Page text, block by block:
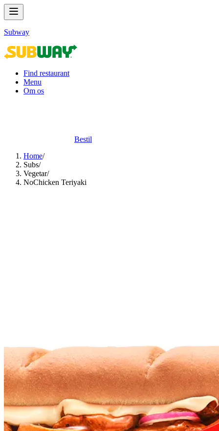
Subway
Find restaurant
Menu
Om os
Bestil
Home/
Subs​​​​‌ ‍ ​‍​‍‌‍ ‌ ​‍‌‍‍‌‌‍‌ ‌‍‍‌‌‍ ‍​‍​‍​ ‍‍​‍​‍‌ ​ ‌‍​‌‌‍ ‍‌‍‍‌‌ ‌​‌ ‍‌​‍ ‍‌‍‍‌‌‍ ​‍​‍​‍ ​​‍​‍‌‍‍​‌ ​‍‌‍‌‌‌‍‌‍​‍​‍​ ‍‍​‍​‍‌‍‍​‌ ‌​‌ ‌​‌ ​​‌ ​ ​ ‍‍​‍ ​‍ ‌‍ ‍‌‍ ‌ ​‍‌‍‌​‌‍‍‌‌‍​ ​‍ ‌‌‍​‍‌‍‍‌‌ ‌​‌‍‌‌‌ ​ ​‍ ‌‌‍‌ ‌ ​‍‌‍ ‌ ‌‌‌ ​​​‍ ‌‌ ​ ‌ ‌​‌ ‌‌‌‍‌​‌‍‍‌‌‍ ​‍ ‍‌ ‌‍‌‍‌‌‌ ​‍‌‍​ ‌‍‌‌‌‍ ​​‍ ‍‌‍​‌‌ ​​‌ ​​​‍ ‌‍‍‌‌‍ ‍‌ ‌​‌‍‌‌‌‍ ‍‌ ‌​​‍ ‌‍‌‌‌‍‌​‌‍‍‌‌ ‌​​‍ ‌‍ ‌‌‍ ‌‍‌​‌‍‌‌​ ‌‌ ​​‌ ​‍‌‍‌‌‌ ​ ‌‍‌‌‌‍ ‍‌ ‌​‌‍​‌‌ ‌​‌‍‍‌‌‍ ‌‍ ‍​ ‍ ‌‍‍‌‌‍‌​​ ‌‌‍‌​​ ‌‍‌‍‌‍‌‍‌​​ ‍‌​ ​ ​ ​‍‌‍‌‍​‍ ‌​ ‌​​ ‍‌​ ‍‌​ ​‌​‍ ‌​ ‌​​ ​ ‌‍‌‍‌‍‌‌​‍ ‌​ ‍​‌‍​ ​ ​‍‌‍‌‍​‍ ‌​ ​ ​ ‌​‌‍​‍‌‍​‍​ ‍‌‌‍​ ‌‍‌‍​ ​ ‌‍​ ​ ​​​ ‍‌​ ‌‍​ ‍ ‌ ‌​‌ ‍‌‌ ​​‌‍‌‌​ ‌‌‍​ ‌‍​‌‌ ‌​‌‍‌‌‌‍‌ ‌‍ ‌ ​‍‌ ‍‌​ ‍ ‌ ​​‌‍​‌‌ ‌​‌‍‍​​ ‌‌‍ ‍‌‍​‌‌‍ ‌‌‍‌‌​‍‌‌​ ‌‌‌​​‍‌‌ ‌‍‍ ‌‍‌‌‌ ‍‌​‍‌‌​ ​ ‌​‌​​‍‌‌​ ​ ‌​‌​​‍‌‌​ ​‍​ ​‍‌‍‌​‌‍​‌​‍‌‌​ ​‍​ ​‍​‍‌‌​ ‌‌‌​‌​​‍ ‍‌ ‌‍‌‍​‌‌‍ ​‌ ‌‌‌‍‌‌​ ‌‍​‍‌‍​‌‌ ​ ‌‍‌‌‌‌‌‌‌ ​‍‌‍ ​​ ‌‌‍‍​‌ ‌​‌ ‌​‌ ​​‌ ​ ​‍‌‌​ ​ ‌​​‌​‍‌‌​ ​‍‌​‌‍​‍‌‌​ ​‍‌​‌‍‌‍ ‍‌‍ ‌ ​‍‌‍‌​‌‍‍‌‌‍​ ​‍ ‌‌‍​‍‌‍‍‌‌ ‌​‌‍‌‌‌ ​ ​‍ ‌‌‍‌ ‌ ​‍‌‍ ‌ ‌‌‌ ​​​‍ ‌‌ ​ ‌ ‌​‌ ‌‌‌‍‌​‌‍‍‌‌‍ ​‍ ‍‌ ‌‍‌‍‌‌‌ ​‍‌‍​ ‌‍‌‌‌‍ ​​‍ ‍‌‍​‌‌ ​​‌ ​​​‍‌‍‌‍‍‌‌‍‌​​ ‌‌‍‌​​ ‌‍‌‍‌‍‌‍‌​​ ‍‌​ ​ ​ ​‍‌‍‌‍​‍ ‌​ ‌​​ ‍‌​ ‍‌​ ​‌​‍ ‌​ ‌​​ ​ ‌‍‌‍‌‍‌‌​‍ ‌​ ‍​‌‍​ ​ ​‍‌‍‌‍​‍ ‌​ ​ ​ ‌​‌‍​‍‌‍​‍​ ‍‌‌‍​ ‌‍‌‍​ ​ ‌‍​ ​ ​​​ ‍‌​ ‌‍​‍‌‍‌ ‌​‌ ‍‌‌ ​​‌‍‌‌​ ‌‌‍​ ‌‍​‌‌ ‌​‌‍‌‌‌‍‌ ‌‍ ‌ ​‍‌ ‍‌​‍‌‍‌ ​​‌‍​‌‌ ‌​‌‍‍​​ ‌‌‍ ‍‌‍​‌‌‍ ‌‌‍‌‌​‍‌‌​ ‌‌‌​​‍‌‌ ‌‍‍ ‌‍‌‌‌ ‍‌​‍‌‌​ ​ ‌​‌​​‍‌‌​ ​ ‌​‌​​‍‌‌​ ​‍​ ​‍‌‍‌​‌‍​‌​‍‌‌​ ​‍​ ​‍​‍‌‌​ ‌‌‌​‌​​‍ ‍‌ ‌‍‌‍​‌‌‍ ​‌ ‌‌‌‍‌‌​‍‌‍‌ ​​‌‍‌‌‌ ​‍‌ ​ ‌ ​​‌‍‌‌‌‍​ ‌ ‌​‌‍‍‌‌ ‌‍‌‍‌‌​ ‌‌ ​​‌ ‌‌‌‍​‍‌‍ ​‌‍‍‌‌ ​ ‌‍‍​‌‍‌‌‌‍‌​​‍​‍‌ ‌/
Vegetar​​​​‌ ‍ ​‍​‍‌‍ ‌ ​‍‌‍‍‌‌‍‌ ‌‍‍‌‌‍ ‍​‍​‍​ ‍‍​‍​‍‌ ​ ‌‍​‌‌‍ ‍‌‍‍‌‌ ‌​‌ ‍‌​‍ ‍‌‍‍‌‌‍ ​‍​‍​‍ ​​‍​‍‌‍‍​‌ ​‍‌‍‌‌‌‍‌‍​‍​‍​ ‍‍​‍​‍‌‍‍​‌ ‌​‌ ‌​‌ ​​‌ ​ ​ ‍‍​‍ ​‍ ‌‍ ‍‌‍ ‌ ​‍‌‍‌​‌‍‍‌‌‍​ ​‍ ‌‌‍​‍‌‍‍‌‌ ‌​‌‍‌‌‌ ​ ​‍ ‌‌‍‌ ‌ ​‍‌‍ ‌ ‌‌‌ ​​​‍ ‌‌ ​ ‌ ‌​‌ ‌‌‌‍‌​‌‍‍‌‌‍ ​‍ ‍‌ ‌‍‌‍‌‌‌ ​‍‌‍​ ‌‍‌‌‌‍ ​​‍ ‍‌‍​‌‌ ​​‌ ​​​‍ ‌‍‍‌‌‍ ‍‌ ‌​‌‍‌‌‌‍ ‍‌ ‌​​‍ ‌‍‌‌‌‍‌​‌‍‍‌‌ ‌​​‍ ‌‍ ‌‌‍ ‌‍‌​‌‍‌‌​ ‌‌ ​​‌ ​‍‌‍‌‌‌ ​ ‌‍‌‌‌‍ ‍‌ ‌​‌‍​‌‌ ‌​‌‍‍‌‌‍ ‌‍ ‍​ ‍ ‌‍‍‌‌‍‌​​ ‌​ ‍​‌‍‌‌​ ​​‌‍‌‌​ ​‍​ ‌ ‌‍‌‌​ ​ ​‍ ‌​ ‌​​ ​‌​ ‍‌‌‍​ ​‍ ‌​ ‌​‌‍‌​‌‍‌​​ ​‍​‍ ‌​ ‍​​ ‌‍​ ‌‍​ ‌‌​‍ ‌‌‍​ ​ ‌‌​ ‌ ​ ​ ​ ‍‌‌‍​‍​ ‌‌‌‍‌‍​ ‌‌​ ‍‌​ ‌‌​ ‌‌​ ‍ ‌ ‌​‌ ‍‌‌ ​​‌‍‌‌​ ‌‌ ​ ‌ ‌‌‌‍​‍‌‍​ ‌‍​‌‌ ‌​‌‍‌‌‌‍‌ ‌‍ ‌ ​‍‌ ‍‌​ ‍ ‌ ​​‌‍​‌‌ ‌​‌‍‍​​ ‌‌‍ ‍‌‍​‌‌‍ ‌‌‍‌‌​‍‌‌​ ‌‌‌​​‍‌‌ ‌‍‍ ‌‍‌‌‌ ‍‌​‍‌‌​ ​ ‌​‌​​‍‌‌​ ​ ‌​‌​​‍‌‌​ ​‍​ ​‍‌‍‌​‌‍​‌​‍‌‌​ ​‍​ ​‍​‍‌‌​ ‌‌‌​‌​​‍ ‍‌ ‌‍‌‍​‌‌‍ ​‌ ‌‌‌‍‌‌​ ‌‍​‍‌‍​‌‌ ​ ‌‍‌‌‌‌‌‌‌ ​‍‌‍ ​​ ‌‌‍‍​‌ ‌​‌ ‌​‌ ​​‌ ​ ​‍‌‌​ ​ ‌​​‌​‍‌‌​ ​‍‌​‌‍​‍‌‌​ ​‍‌​‌‍‌‍ ‍‌‍ ‌ ​‍‌‍‌​‌‍‍‌‌‍​ ​‍ ‌‌‍​‍‌‍‍‌‌ ‌​‌‍‌‌‌ ​ ​‍ ‌‌‍‌ ‌ ​‍‌‍ ‌ ‌‌‌ ​​​‍ ‌‌ ​ ‌ ‌​‌ ‌‌‌‍‌​‌‍‍‌‌‍ ​‍ ‍‌ ‌‍‌‍‌‌‌ ​‍‌‍​ ‌‍‌‌‌‍ ​​‍ ‍‌‍​‌‌ ​​‌ ​​​‍‌‍‌‍‍‌‌‍‌​​ ‌​ ‍​‌‍‌‌​ ​​‌‍‌‌​ ​‍​ ‌ ‌‍‌‌​ ​ ​‍ ‌​ ‌​​ ​‌​ ‍‌‌‍​ ​‍ ‌​ ‌​‌‍‌​‌‍‌​​ ​‍​‍ ‌​ ‍​​ ‌‍​ ‌‍​ ‌‌​‍ ‌‌‍​ ​ ‌‌​ ‌ ​ ​ ​ ‍‌‌‍​‍​ ‌‌‌‍‌‍​ ‌‌​ ‍‌​ ‌‌​ ‌‌​‍‌‍‌ ‌​‌ ‍‌‌ ​​‌‍‌‌​ ‌‌ ​ ‌ ‌‌‌‍​‍‌‍​ ‌‍​‌‌ ‌​‌‍‌‌‌‍‌ ‌‍ ‌ ​‍‌ ‍‌​‍‌‍‌ ​​‌‍​‌‌ ‌​‌‍‍​​ ‌‌‍ ‍‌‍​‌‌‍ ‌‌‍‌‌​‍‌‌​ ‌‌‌​​‍‌‌ ‌‍‍ ‌‍‌‌‌ ‍‌​‍‌‌​ ​ ‌​‌​​‍‌‌​ ​ ‌​‌​​‍‌‌​ ​‍​ ​‍‌‍‌​‌‍​‌​‍‌‌​ ​‍​ ​‍​‍‌‌​ ‌‌‌​‌​​‍ ‍‌ ‌‍‌‍​‌‌‍ ​‌ ‌‌‌‍‌‌​‍‌‍‌ ​​‌‍‌‌‌ ​‍‌ ​ ‌ ​​‌‍‌‌‌‍​ ‌ ‌​‌‍‍‌‌ ‌‍‌‍‌‌​ ‌‌ ​​‌ ‌‌‌‍​‍‌‍ ​‌‍‍‌‌ ​ ‌‍‍​‌‍‌‌‌‍‌​​‍​‍‌ ‌/
NoChicken Teriyaki​​​​‌ ‍ ​‍​‍‌‍ ‌ ​‍‌‍‍‌‌‍‌ ‌‍‍‌‌‍ ‍​‍​‍​ ‍‍​‍​‍‌ ​ ‌‍​‌‌‍ ‍‌‍‍‌‌ ‌​‌ ‍‌​‍ ‍‌‍‍‌‌‍ ​‍​‍​‍ ​​‍​‍‌‍‍​‌ ​‍‌‍‌‌‌‍‌‍​‍​‍​ ‍‍​‍​‍‌‍‍​‌ ‌​‌ ‌​‌ ​​‌ ​ ​ ‍‍​‍ ​‍ ‌‍ ‍‌‍ ‌ ​‍‌‍‌​‌‍‍‌‌‍​ ​‍ ‌‌‍​‍‌‍‍‌‌ ‌​‌‍‌‌‌ ​ ​‍ ‌‌‍‌ ‌ ​‍‌‍ ‌ ‌‌‌ ​​​‍ ‌‌ ​ ‌ ‌​‌ ‌‌‌‍‌​‌‍‍‌‌‍ ​‍ ‍‌ ‌‍‌‍‌‌‌ ​‍‌‍​ ‌‍‌‌‌‍ ​​‍ ‍‌‍​‌‌ ​​‌ ​​​‍ ‌‍‍‌‌‍ ‍‌ ‌​‌‍‌‌‌‍ ‍‌ ‌​​‍ ‌‍‌‌‌‍‌​‌‍‍‌‌ ‌​​‍ ‌‍ ‌‌‍ ‌‍‌​‌‍‌‌​ ‌‌ ​​‌ ​‍‌‍‌‌‌ ​ ‌‍‌‌‌‍ ‍‌ ‌​‌‍​‌‌ ‌​‌‍‍‌‌‍ ‌‍ ‍​ ‍ ‌‍‍‌‌‍‌​​ ‌‌‍​‌‌‍‌‌‌‍​ ​ ‌‍​ ‍‌​ ​​​ ‌​​ ​‌​‍ ‌‌‍​‌​ ​​‌‍‌​‌‍​‍​‍ ‌​ ‌​‌‍​‌‌‍​ ​ ‍‌​‍ ‌​ ‍‌​ ‌ ‌‍‌​‌‍​‌​‍ ‌​ ‌​​ ​​‌‍​ ​ ‌ ​ ‍​​ ‌‍​ ‍​​ ‌ ​ ‍​‌‍‌​​ ‌​‌‍‌​​ ‍ ‌ ‌​‌ ‍‌‌ ​​‌‍‌‌​ ‌‌ ​​‌ ​‍‌‍ ‌‍‌​‌ ‌‌‌‍​ ‌ ‌​​ ‍ ‌ ​​‌‍​‌‌ ‌​‌‍‍​​ ‌‌‍ ‍‌‍​‌‌‍ ‌‌‍‌‌​‍‌‌​ ‌‌‌​​‍‌‌ ‌‍‍ ‌‍‌‌‌ ‍‌​‍‌‌​ ​ ‌​‌​​‍‌‌​ ​ ‌​‌​​‍‌‌​ ​‍​ ​‍‌‍‌​‌‍​‌​‍‌‌​ ​‍​ ​‍​‍‌‌​ ‌‌‌​‌​​‍ ‍‌ ‌‍‌‍​‌‌‍ ​‌ ‌‌‌‍‌‌​ ‌‍​‍‌‍​‌‌ ​ ‌‍‌‌‌‌‌‌‌ ​‍‌‍ ​​ ‌‌‍‍​‌ ‌​‌ ‌​‌ ​​‌ ​ ​‍‌‌​ ​ ‌​​‌​‍‌‌​ ​‍‌​‌‍​‍‌‌​ ​‍‌​‌‍‌‍ ‍‌‍ ‌ ​‍‌‍‌​‌‍‍‌‌‍​ ​‍ ‌‌‍​‍‌‍‍‌‌ ‌​‌‍‌‌‌ ​ ​‍ ‌‌‍‌ ‌ ​‍‌‍ ‌ ‌‌‌ ​​​‍ ‌‌ ​ ‌ ‌​‌ ‌‌‌‍‌​‌‍‍‌‌‍ ​‍ ‍‌ ‌‍‌‍‌‌‌ ​‍‌‍​ ‌‍‌‌‌‍ ​​‍ ‍‌‍​‌‌ ​​‌ ​​​‍‌‍‌‍‍‌‌‍‌​​ ‌‌‍​‌‌‍‌‌‌‍​ ​ ‌‍​ ‍‌​ ​​​ ‌​​ ​‌​‍ ‌‌‍​‌​ ​​‌‍‌​‌‍​‍​‍ ‌​ ‌​‌‍​‌‌‍​ ​ ‍‌​‍ ‌​ ‍‌​ ‌ ‌‍‌​‌‍​‌​‍ ‌​ ‌​​ ​​‌‍​ ​ ‌ ​ ‍​​ ‌‍​ ‍​​ ‌ ​ ‍​‌‍‌​​ ‌​‌‍‌​​‍‌‍‌ ‌​‌ ‍‌‌ ​​‌‍‌‌​ ‌‌ ​​‌ ​‍‌‍ ‌‍‌​‌ ‌‌‌‍​ ‌ ‌​​‍‌‍‌ ​​‌‍​‌‌ ‌​‌‍‍​​ ‌‌‍ ‍‌‍​‌‌‍ ‌‌‍‌‌​‍‌‌​ ‌‌‌​​‍‌‌ ‌‍‍ ‌‍‌‌‌ ‍‌​‍‌‌​ ​ ‌​‌​​‍‌‌​ ​ ‌​‌​​‍‌‌​ ​‍​ ​‍‌‍‌​‌‍​‌​‍‌‌​ ​‍​ ​‍​‍‌‌​ ‌‌‌​‌​​‍ ‍‌ ‌‍‌‍​‌‌‍ ​‌ ‌‌‌‍‌‌​‍‌‍‌ ​​‌‍‌‌‌ ​‍‌ ​ ‌ ​​‌‍‌‌‌‍​ ‌ ‌​‌‍‍‌‌ ‌‍‌‍‌‌​ ‌‌ ​​‌ ‌‌‌‍​‍‌‍ ​‌‍‍‌‌ ​ ‌‍‍​‌‍‌‌‌‍‌​​‍​‍‌ ‌